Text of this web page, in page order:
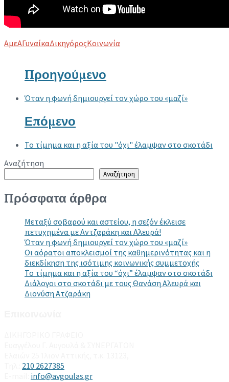
Tags
ΑμεΑΓυναίκαΔικηγόροςΚοινωνία
Προηγούμενο
Όταν η φωνή δημιουργεί τον χώρο του «μαζί»
Επόμενο
Το τίμημα και η αξία του "όχι" έλαμψαν στο σκοτάδι
Αναζήτηση
Αναζήτηση
Πρόσφατα άρθρα
Μεταξύ σοβαρού και αστείου, η σεζόν έκλεισε
πετυχημένα με Αντζαράκη και Αλευρά!
Όταν η φωνή δημιουργεί τον χώρο του «μαζί»
Οι αόρατοι αποκλεισμοί της καθημερινότητας και η
διεκδίκηση της ισότιμης κοινωνικής συμμετοχής
Το τίμημα και η αξία του “όχι” έλαμψαν στο σκοτάδι
Διάλογοι στο σκοτάδι με τους Θανάση Αλευρά και
Διονύση Ατζαράκη
210 2627385
info@avgoulas.gr